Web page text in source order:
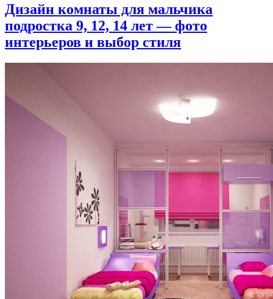
Дизайн комнаты для мальчика
подростка 9, 12, 14 лет — фото
интерьеров и выбор стиля